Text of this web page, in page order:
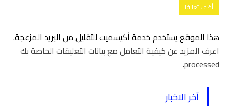
هذا الموقع يستخدم خدمة أكيسميت للتقليل من البريد المزعجة.
اعرف المزيد عن كيفية التعامل مع بيانات التعليقات الخاصة بك
processed
.
آخر الاخبار